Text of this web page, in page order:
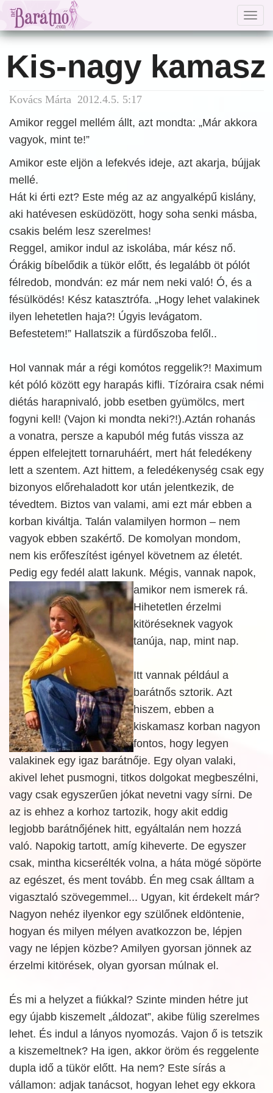
Kis-nagy kamasz
Kovács Márta 2012.4.5. 5:17
Amikor reggel mellém állt, azt mondta: „Már akkora
vagyok, mint te!”
Amikor este eljön a lefekvés ideje, azt akarja, bújjak
mellé.
Hát ki érti ezt? Este még az az angyalképű kislány,
aki hatévesen esküdözött, hogy soha senki másba,
csakis belém lesz szerelmes!
Reggel, amikor indul az iskolába, már kész nő.
Órákig bíbelődik a tükör előtt, és legalább öt pólót
félredob, mondván: ez már nem neki való! Ó, és a
fésülködés! Kész katasztrófa. „Hogy lehet valakinek
ilyen lehetetlen haja?! Úgyis levágatom.
Befestetem!” Hallatszik a fürdőszoba felől..
Hol vannak már a régi komótos reggelik?! Maximum
két póló között egy harapás kifli. Tízóraira csak némi
diétás harapnivaló, jobb esetben gyümölcs, mert
fogyni kell! (Vajon ki mondta neki?!).Aztán rohanás
a vonatra, persze a kapuból még futás vissza az
éppen elfelejtett tornaruháért, mert hát feledékeny
lett a szentem. Azt hittem, a feledékenység csak egy
bizonyos előrehaladott kor után jelentkezik, de
tévedtem. Biztos van valami, ami ezt már ebben a
korban kiváltja. Talán valamilyen hormon – nem
vagyok ebben szakértő. De komolyan mondom,
nem kis erőfeszítést igényel követnem az életét.
Pedig egy fedél alatt lakunk. Mégis, vannak napok,
amikor nem ismerek rá.
Hihetetlen érzelmi
kitöréseknek vagyok
tanúja, nap, mint nap.
Itt vannak például a
barátnős sztorik. Azt
hiszem, ebben a
kiskamasz korban nagyon
fontos, hogy legyen
valakinek egy igaz barátnője. Egy olyan valaki,
akivel lehet pusmogni, titkos dolgokat megbeszélni,
vagy csak egyszerűen jókat nevetni vagy sírni. De
az is ehhez a korhoz tartozik, hogy akit eddig
legjobb barátnőjének hitt, egyáltalán nem hozzá
való. Napokig tartott, amíg kiheverte. De egyszer
csak, mintha kicserélték volna, a háta mögé söpörte
az egészet, és ment tovább. Én meg csak álltam a
vigasztaló szövegemmel... Ugyan, kit érdekelt már?
Nagyon nehéz ilyenkor egy szülőnek eldöntenie,
hogyan és milyen mélyen avatkozzon be, lépjen
vagy ne lépjen közbe? Amilyen gyorsan jönnek az
érzelmi kitörések, olyan gyorsan múlnak el.
És mi a helyzet a fiúkkal? Szinte minden hétre jut
egy újabb kiszemelt „áldozat”, akibe fülig szerelmes
lehet. És indul a lányos nyomozás. Vajon ő is tetszik
a kiszemeltnek? Ha igen, akkor öröm és reggelente
dupla idő a tükör előtt. Ha nem? Este sírás a
vállamon: adjak tanácsot, hogyan lehet egy ekkora